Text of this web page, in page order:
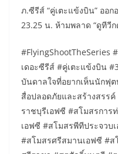
ภ.ซีรีส์ “คู่เตะแข้งบิน” ออ
23.25 น. ห้ามพลาด “ดูทีวี
#FlyingShootTheSeries
เดอะซีรีส์ #คู่เตะแข้งบิน
บันดาลใจที่อยากเห็นนักฟุ
สื่อปลอดภัยและสร้างสรร
ราชบุรีเอฟซี #สโมสรการ
เอฟซี #สโมสรพีทีประจวบ
#สโมสรศรีสมานเอฟซี #